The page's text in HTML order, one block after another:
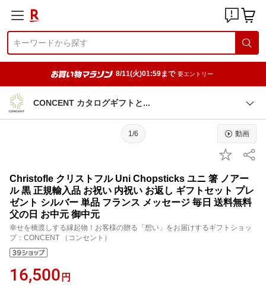
8/11(火)01:59まで 要エントリー
CONCENT カタログギフト と
1/6 動画
Christofle クリストフル Uni Chopsticks ユニ 箸 ノアー
ル 黒 正規輸入品 お祝い 内祝い お返し ギフトセット プレ
ゼント シルバー 単品 フランス メッセージ 毎日 送料無料
父の日 お中元 御中元
幸せを橋渡しする縁起物！お客様の贈る「想い」をお届けするギフトショッ
プ：CONCENT （コンセント）
16,500 円